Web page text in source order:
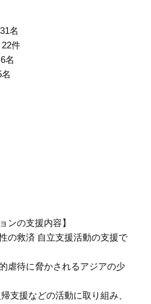
名
件
名
ンの支援内容】
の救済 自立支援活動の支援で
虐待に脅かされるアジアの少
支援などの活動に取り組み、